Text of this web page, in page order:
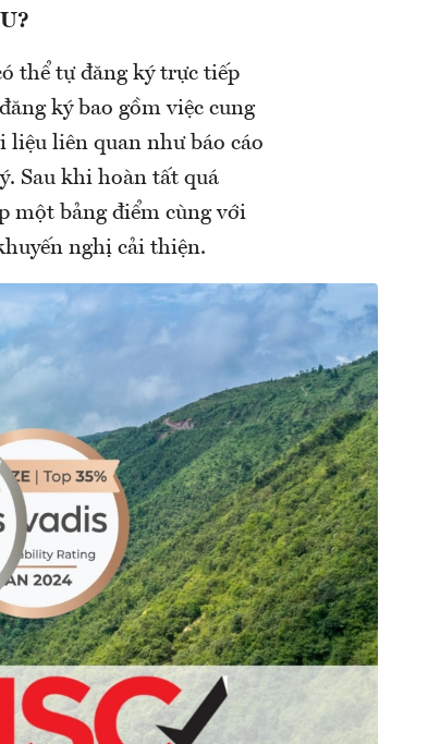
thể tự đăng ký trực tiếp
ký bao gồm việc cung
liệu liên quan như báo cáo
Sau khi hoàn tất quá
một bảng điểm cùng với
nghị cải thiện.